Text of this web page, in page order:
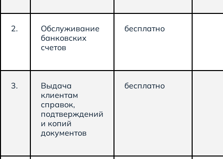
2.
Обслуживание
банковских
счетов
бесплатно
3.
Выдача
клиентам
справок,
подтверждений
и копий
документов
бесплатно